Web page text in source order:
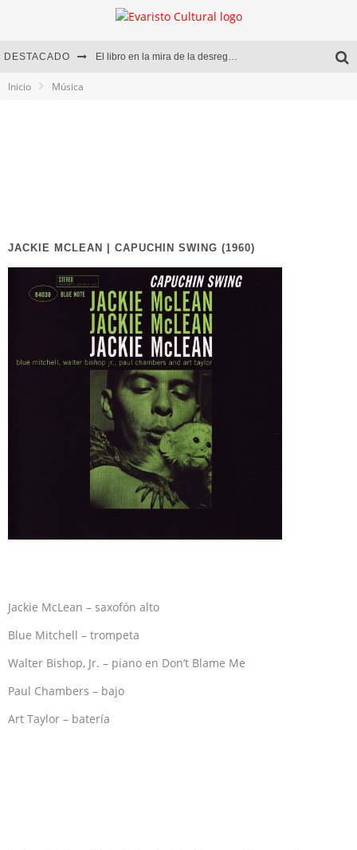
DESTACADO El libro en la mira de la desregulación
Inicio Música
JACKIE MCLEAN | CAPUCHIN SWING (1960)
Jackie McLean – saxofón alto
Blue Mitchell – trompeta
Walter Bishop, Jr. – piano en Don’t Blame Me
Paul Chambers – bajo
Art Taylor – batería